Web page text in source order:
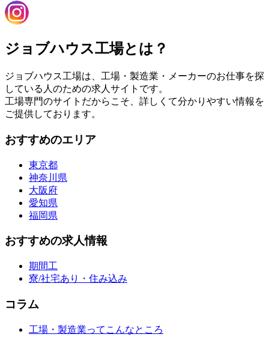
ジョブハウス工場とは？
ジョブハウス工場は、工場・製造業・メーカーのお仕事を探
している人のための求人サイトです。
工場専門のサイトだからこそ、詳しくて分かりやすい情報を
ご提供しております。
おすすめのエリア
東京都
神奈川県
大阪府
愛知県
福岡県
おすすめの求人情報
期間工
寮/社宅あり・住み込み
コラム
工場・製造業ってこんなところ